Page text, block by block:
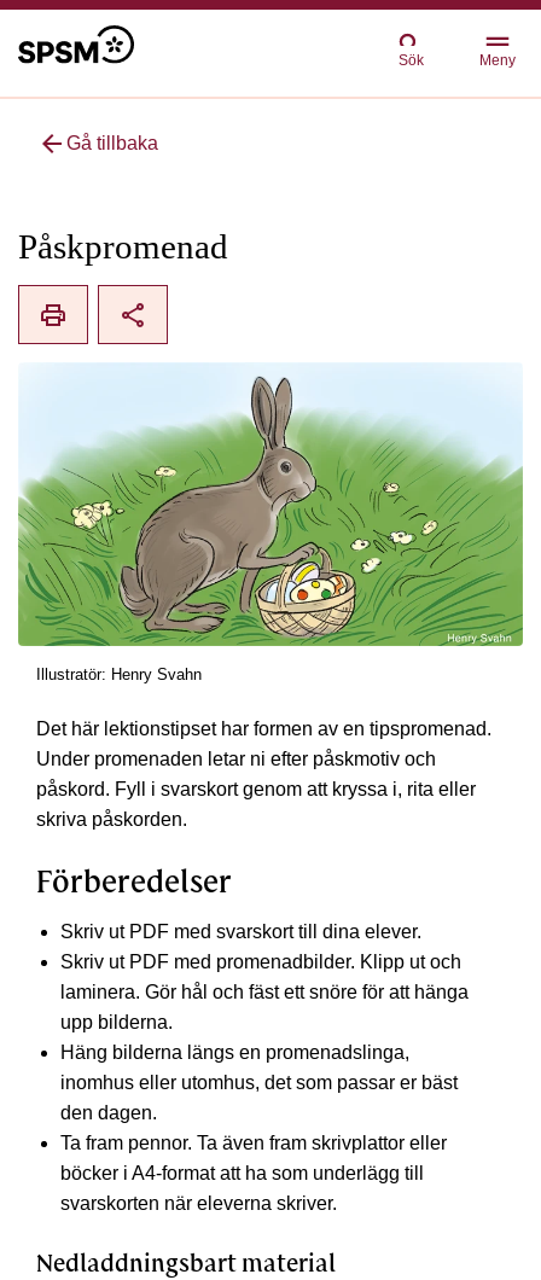
Sök Meny
arrow_back Gå tillbaka
Påskpromenad
print share
Illustratör: Henry Svahn
Det här lektionstipset har formen av en tipspromenad.
Under promenaden letar ni efter påskmotiv och
påskord. Fyll i svarskort genom att kryssa i, rita eller
skriva påskorden.
Förberedelser
Skriv ut PDF med svarskort till dina elever.
Skriv ut PDF med promenadbilder. Klipp ut och
laminera. Gör hål och fäst ett snöre för att hänga
upp bilderna.
Häng bilderna längs en promenadslinga,
inomhus eller utomhus, det som passar er bäst
den dagen.
Ta fram pennor. Ta även fram skrivplattor eller
böcker i A4-format att ha som underlägg till
svarskorten när eleverna skriver.
Nedladdningsbart material